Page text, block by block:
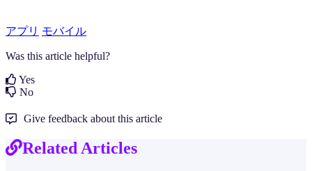
アプリ モバイル
Was this article helpful?
Yes
No
Give feedback about this article
Related Articles